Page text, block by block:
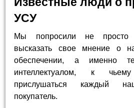
УСУ
Мы попросили не просто
высказать свое мнение о
обеспечении, а именно
интеллектуалом, к
прислушаться каждый
покупатель.